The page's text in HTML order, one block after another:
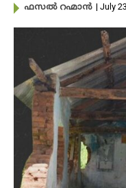
ഫസൽ റഹ്മാൻ | July